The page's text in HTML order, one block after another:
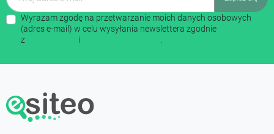
Wyrażam zgodę na przetwarzanie moich danych osobowych
(adres e-mail) w celu wysyłania newslettera zgodnie
z
i